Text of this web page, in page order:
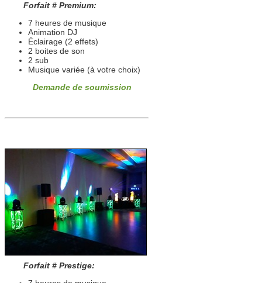
Forfait # Premium:
7 heures de musique
Animation DJ
Éclairage (2 effets)
2 boites de son
2 sub
Musique variée (à votre choix)
Demande de soumission
Forfait # Prestige: